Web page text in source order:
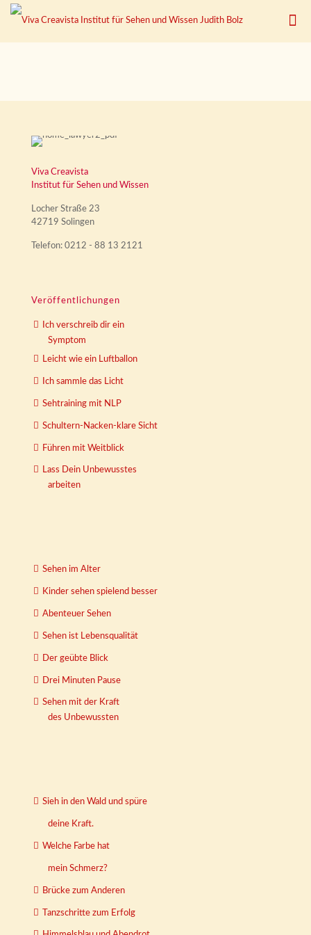
Viva Creavista
Institut für Sehen und Wissen
Locher Straße 23
42719 Solingen
Telefon: 0212 - 88 13 2121
Veröffentlichungen
Ich verschreib dir ein
Symptom
Leicht wie ein Luftballon
Ich sammle das Licht
Sehtraining mit NLP
Schultern-Nacken-klare Sicht
Führen mit Weitblick
Lass Dein Unbewusstes
arbeiten
Sehen im Alter
Kinder sehen spielend besser
Abenteuer Sehen
Sehen ist Lebensqualität
Der geübte Blick
Drei Minuten Pause
Sehen mit der Kraft
des Unbewussten
Sieh in den Wald und spüre
deine Kraft.
Welche Farbe hat
mein Schmerz?
Brücke zum Anderen
Tanzschritte zum Erfolg